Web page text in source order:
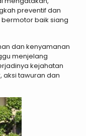
preventif dan
baik siang
dan kenyamanan
menjelang
kejahatan
aksi tawuran dan